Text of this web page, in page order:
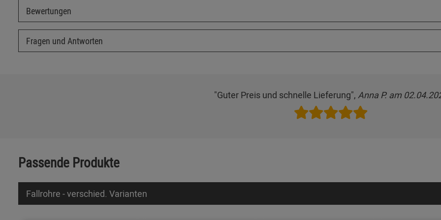
Bewertungen
Fragen und Antworten
"Guter Preis und schnelle Lieferung", Anna P. am
Passende Produkte
Fallrohre - verschied. Varianten